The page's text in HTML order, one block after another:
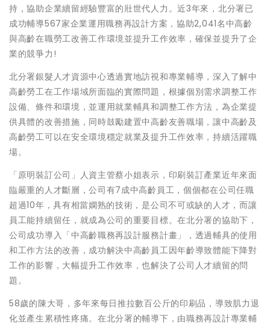
持，協助企業續留經驗豐富的壯世代人力。近3年來，北分署已
成功輔導567家企業運用職務再設計方案，協助2,041名中高齡
與高齡在職勞工改善工作環境並提升工作效率，確保並提升了企
業的競爭力!
北分署銀髮人才資源中心透過實地訪視和專業輔導，深入了解中
高齡勞工在工作場域所面臨的實際問題，根據個別需求調整工作
設備、條件和環境，並運用就業輔具和調整工作方法，為企業提
供具體的改善措施，同時鼓勵建置中高齡友善職場，讓中高齡及
高齡勞工可以在安全環境穩定就業及提升工作效率，持續活躍職
場。
「原明裝訂公司」人資主管蔡小姐表示，印刷裝訂產業近年來面
臨嚴重的人才斷層，公司有7成中高齡員工，個個都在公司任職
超過10年，具有相當嫻熟的技術，是公司不可或缺的人才，而讓
員工能持續留任，就成為公司的重要目標。在北分署的協助下，
公司成功導入「中高齡職務再設計服務計畫」，透過輔具的使用
和工作方法的改善，成功解決中高齡員工因年齡導致體能下降對
工作的影響，大幅提升工作效率，也解決了公司人才續留的問
題。
58歲的陳大哥，多年來每日推拉數百公斤的印刷品，導致肌力退
化並產生累積性疼痛。在北分署的輔導下，由職務再設計專業輔